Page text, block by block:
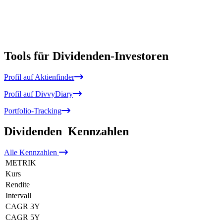
Tools für Dividenden-Investoren
Profil auf Aktienfinder
Profil auf DivvyDiary
Portfolio-Tracking
Dividenden Kennzahlen
Alle Kennzahlen
METRIK
Kurs
Rendite
Intervall
CAGR 3Y
CAGR 5Y